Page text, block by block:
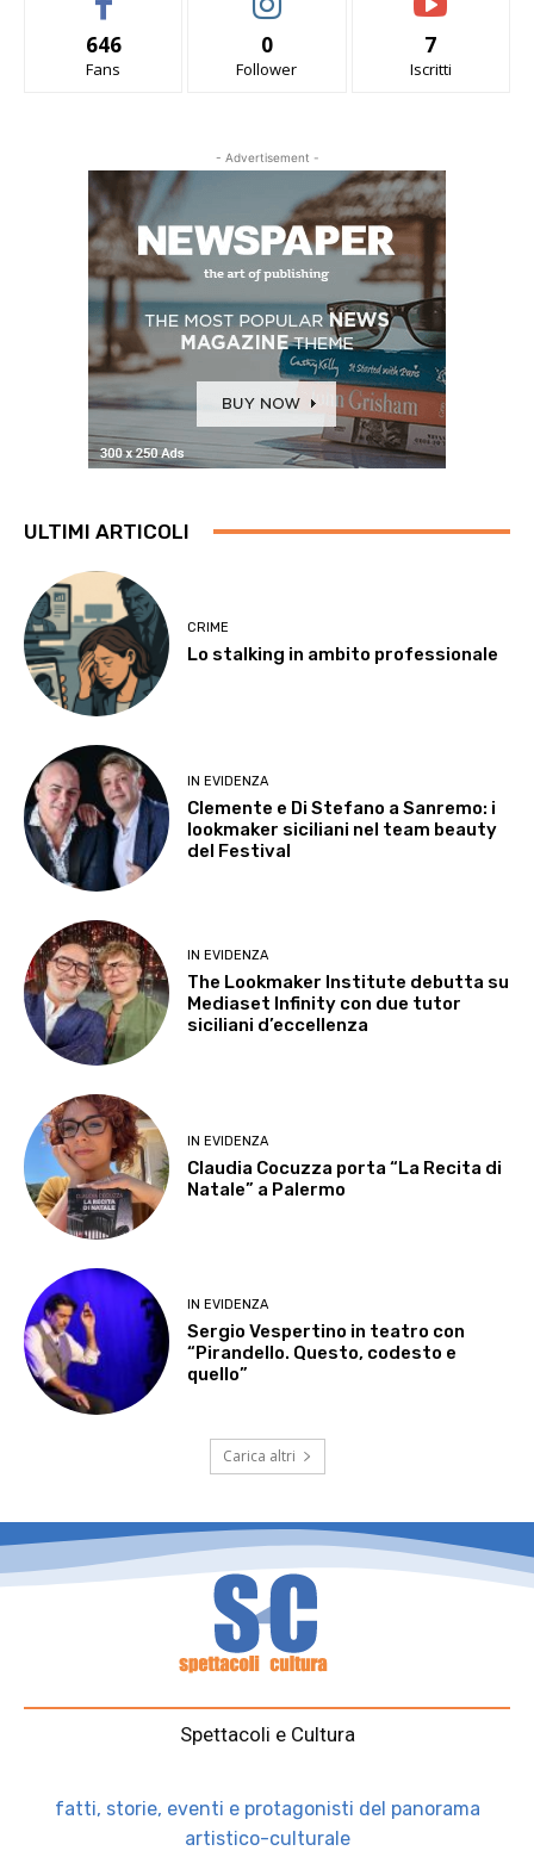
646
Fans
0
Follower
7
Iscritti
- Advertisement -
ULTIMI ARTICOLI
CRIME
Lo stalking in ambito professionale
IN EVIDENZA
Clemente e Di Stefano a Sanremo: i
lookmaker siciliani nel team beauty
del Festival
IN EVIDENZA
The Lookmaker Institute debutta su
Mediaset Infinity con due tutor
siciliani d’eccellenza
IN EVIDENZA
Claudia Cocuzza porta “La Recita di
Natale” a Palermo
IN EVIDENZA
Sergio Vespertino in teatro con
“Pirandello. Questo, codesto e
quello”
Carica altri
Spettacoli e Cultura
fatti, storie, eventi e protagonisti del panorama
artistico-culturale